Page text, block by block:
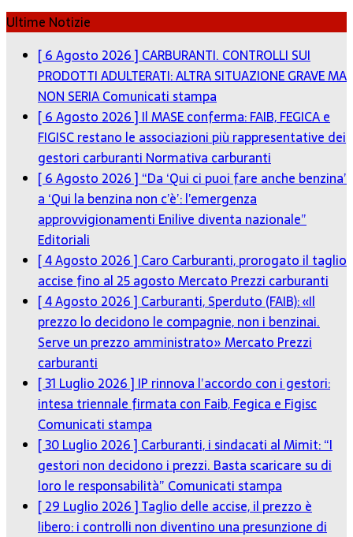
Ultime Notizie
[ 6 Agosto 2026 ] CARBURANTI. CONTROLLI SUI
PRODOTTI ADULTERATI: ALTRA SITUAZIONE GRAVE MA
NON SERIAComunicati stampa
[ 6 Agosto 2026 ] Il MASE conferma: FAIB, FEGICA e
FIGISC restano le associazioni più rappresentative dei
gestori carburanti Normativa carburanti
[ 6 Agosto 2026 ] “Da ‘Qui ci puoi fare anche benzina’
a ‘Qui la benzina non c’è’: l’emergenza
approvvigionamenti Enilive diventa nazionale”
Editoriali
[ 4 Agosto 2026 ] Caro Carburanti, prorogato il taglio
accise fino al 25 agostoMercato Prezzi carburanti
[ 4 Agosto 2026 ] Carburanti, Sperduto (FAIB): «Il
prezzo lo decidono le compagnie, non i benzinai.
Serve un prezzo amministrato»Mercato Prezzi
carburanti
[ 31 Luglio 2026 ] IP rinnova l’accordo con i gestori:
intesa triennale firmata con Faib, Fegica e Figisc
Comunicati stampa
[ 30 Luglio 2026 ] Carburanti, i sindacati al Mimit: “I
gestori non decidono i prezzi. Basta scaricare su di
loro le responsabilità” Comunicati stampa
[ 29 Luglio 2026 ]Taglio delle accise, il prezzo è
libero: i controlli non diventino una presunzione di